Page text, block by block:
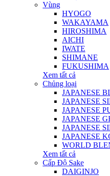
Vùng
HYOGO
WAKAYAMA
HIROSHIMA
AICHI
IWATE
SHIMANE
FUKUSHIMA
Xem tất cả
Chủng loại
JAPANESE
JAPANESE
JAPANESE
JAPANESE
JAPANESE
JAPANESE
WORLD
Xem tất cả
Cấp Độ Sake
DAIGINJO